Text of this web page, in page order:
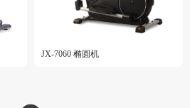
JX-7060 椭圆机